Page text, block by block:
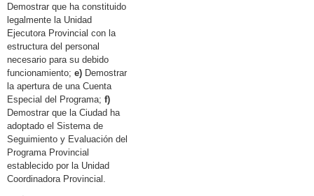
Demostrar que ha constituido
legalmente la Unidad
Ejecutora Provincial con la
estructura del personal
necesario para su debido
funcionamiento; e) Demostrar
la apertura de una Cuenta
Especial del Programa; f)
Demostrar que la Ciudad ha
adoptado el Sistema de
Seguimiento y Evaluación del
Programa Provincial
establecido por la Unidad
Coordinadora Provincial.